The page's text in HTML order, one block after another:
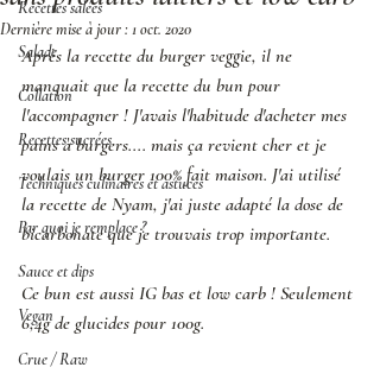
Recettes salées
Salade
Collation
Recettes sucrées
Techniques culinaires et astuces
Par quoi je remplace ?
Sauce et dips
Vegan
Crue / Raw
Dernière mise à jour :1 oct. 2020
Après la recette du burger veggie, il ne
manquait que la recette du bun pour
l'accompagner ! J'avais l'habitude d'acheter mes
pains à burgers.... mais ça revient cher et je
voulais un burger 100% fait maison. J'ai utilisé
la recette de Nyam, j'ai juste adapté la dose de
bicarbonate que je trouvais trop importante.
Ce bun est aussi IG bas et low carb ! Seulement
6,4g de glucides pour 100g.